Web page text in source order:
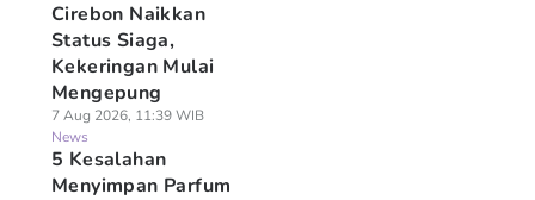
Cirebon Naikkan
Status Siaga,
Kekeringan Mulai
Mengepung
7 Aug 2026, 11:39 WIB
News
5 Kesalahan
Menyimpan Parfum